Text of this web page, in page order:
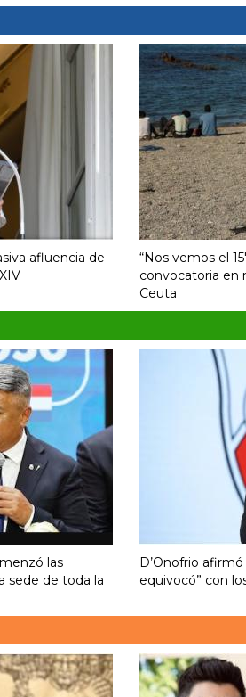
afluencia de
“Nos vemos el
convocatoria en
Ceuta
las
sede de toda la
D’Onofrio
equivocó” con